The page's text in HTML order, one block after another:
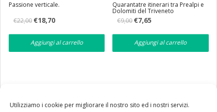
Utilizziamo i cookie per migliorare il nostro sito ed i nostri servizi.
Passione verticale.
€22,00 Il
originale
era:
€18,70Il
attuale
è:
Aggiungi al carrello
Quarantatre itinerari tra Prealpi e
Dolomiti del Triveneto
€9,00 Il
originale
era:
€7,65
attuale
è:
Aggiungi al carrello
Tutte le nostre spedizioni in Italia avvengono via corriere